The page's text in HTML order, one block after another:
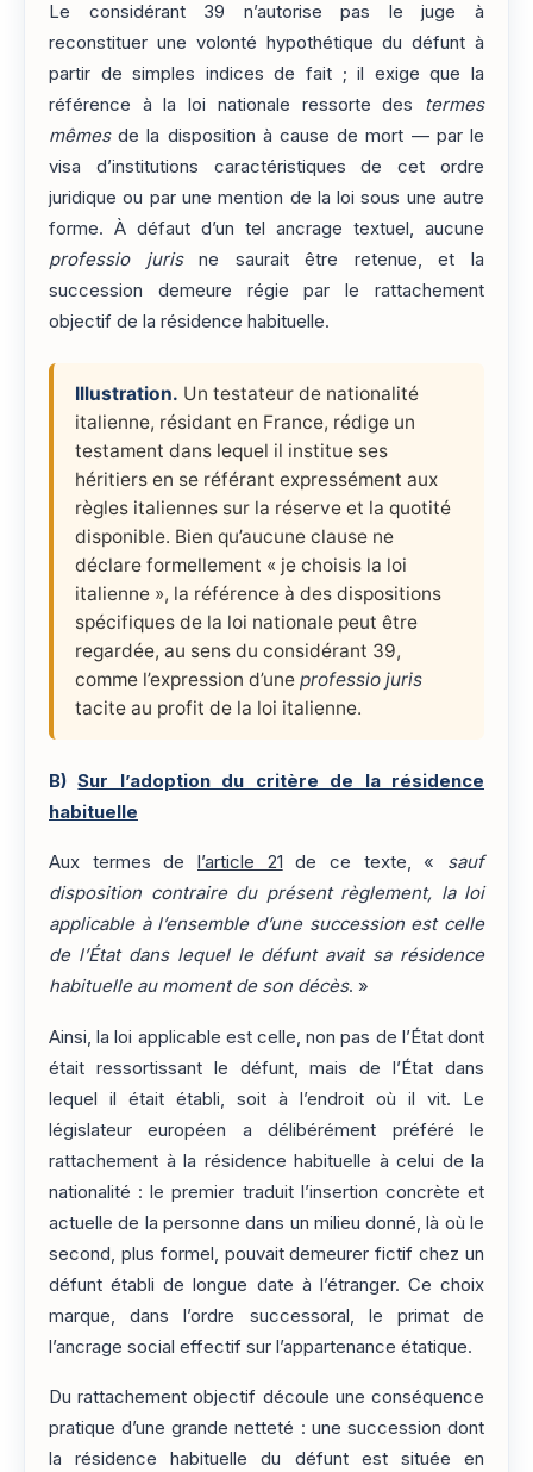
Le considérant 39 n’autorise pas le juge à
reconstituer une volonté hypothétique du défunt à
partir de simples indices de fait ; il exige que la
référence à la loi nationale ressorte des termes
mêmesde la disposition à cause de mort — par le
visa d’institutions caractéristiques de cet ordre
juridique ou par une mention de la loi sous une autre
forme. À défaut d’un tel ancrage textuel, aucune
professio jurisne saurait être retenue, et la
succession demeure régie par le rattachement
objectif de la résidence habituelle.
Illustration. Un testateur de nationalité
italienne, résidant en France, rédige un
testament dans lequel il institue ses
héritiers en se référant expressément aux
règles italiennes sur la réserve et la quotité
disponible. Bien qu’aucune clause ne
déclare formellement « je choisis la loi
italienne », la référence à des dispositions
spécifiques de la loi nationale peut être
regardée, au sens du considérant 39,
comme l’expression d’une professio juris
tacite au profit de la loi italienne.
B)Sur l’adoption du critère de la résidence
habituelle
Aux termes de l’article 21 de ce texte, « sauf
disposition contraire du présent règlement, la loi
applicable à l’ensemble d’une succession est celle
de l’État dans lequel le défunt avait sa résidence
habituelle au moment de son décès. »
Ainsi, la loi applicable est celle, non pas de l’État dont
était ressortissant le défunt, mais de l’État dans
lequel il était établi, soit à l’endroit où il vit. Le
législateur européen a délibérément préféré le
rattachement à la résidence habituelle à celui de la
nationalité : le premier traduit l’insertion concrète et
actuelle de la personne dans un milieu donné, là où le
second, plus formel, pouvait demeurer fictif chez un
défunt établi de longue date à l’étranger. Ce choix
marque, dans l’ordre successoral, le primat de
l’ancrage social effectif sur l’appartenance étatique.
Du rattachement objectif découle une conséquence
pratique d’une grande netteté : une succession dont
la résidence habituelle du défunt est située en